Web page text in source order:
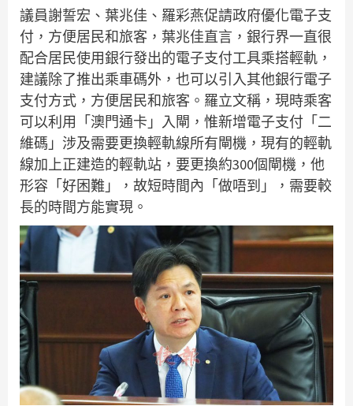
議員謝誓宏、葉兆佳、羅彩燕促請政府優化電子支
付，方便居民和旅客，葉兆佳直言，銀行界一直很
配合居民使用銀行發出的電子支付工具乘搭輕軌，
建議除了推出乘車碼外，也可以引入其他銀行電子
支付方式，方便居民和旅客。羅立文稱，現時乘客
可以利用「澳門通卡」入閘，惟新增電子支付「二
維碼」涉及需要更換輕軌線所有閘機，現有的輕軌
線加上正建造的輕軌站，要更換約300個閘機，他
形容「好困難」，故短時間內「做唔到」，需要較
長的時間方能實現。